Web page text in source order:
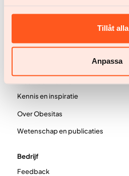
Tillåt alla
Anpassa
Kennis en inspiratie
Over Obesitas
Wetenschap en publicaties
Bedrijf
Feedback